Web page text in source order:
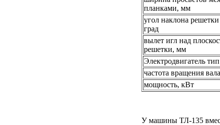
планками, мм
угол наклона решетки
град
вылет игл над
решетки, мм
Электродвигатель тип
частота вращения
мощность, кВт
У машины ТЛ-135